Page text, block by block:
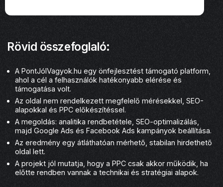
Rövid összefoglaló:
A PontJólVagyok.hu egy önfejlesztést támogató platform,
ahol a cél a felhasználók hatékonyabb elérése és
támogatása volt.
Az oldal nem rendelkezett megfelelő mérésekkel, SEO-
alapokkal és PPC előkészítéssel.
A megoldás: analitika rendbetétele, SEO-optimalizálás,
majd Google Ads és Facebook Ads kampányok beállítása.
Az eredmény egy átláthatóan mérhető, stabilan hirdethető
oldal lett.
A projekt jól mutatja, hogy a PPC csak akkor működik, ha
előtte rendben vannak a technikai és stratégiai alapok.